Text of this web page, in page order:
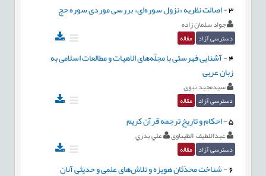
3
-اصالت نظریه «نزول سوره‌ای» بررسی موردی سوره حج
جواد سلمان زاده
دسترسی آزاد مقاله
4
-آشنایی فهرستی با مجلّه‌های الاهیات و مطالعات اسلامی به
زبان عربی
سیدمجید نبوی
دسترسی آزاد مقاله
5
-احکام و تاریخ ترجمه قرآن کریم
عبداللطیف الطیباوی علي بدري
دسترسی آزاد مقاله
6
-شناخت محدّثان هویزه و تلاش‌های علمی و حدیثی آنان